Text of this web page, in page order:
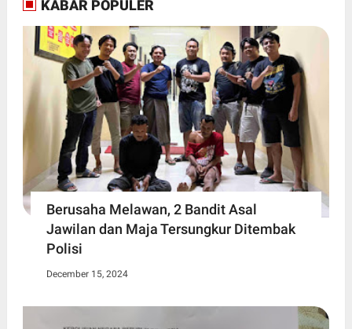
KABAR POPULER
Berusaha Melawan, 2 Bandit Asal
Jawilan dan Maja Tersungkur Ditembak
Polisi
December 15, 2024